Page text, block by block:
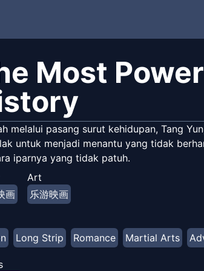
Most
melalui pasang surut kehidupan, Tang
untuk menjadi menantu yang tidak
iparnya yang tidak patuh.
画
Art
乐游映画
Long Strip Romance Martial Arts